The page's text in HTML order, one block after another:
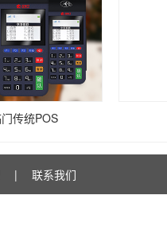
传统POS
| 联系我们